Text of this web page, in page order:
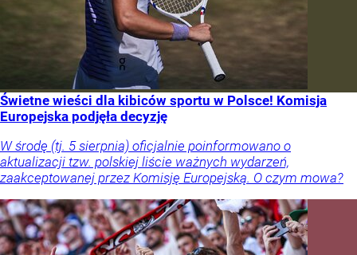
Świetne wieści dla kibiców sportu w Polsce! Komisja
Europejska podjęła decyzję
W środę (tj. 5 sierpnia) oficjalnie poinformowano o
aktualizacji tzw. polskiej liście ważnych wydarzeń,
zaakceptowanej przez Komisję Europejską. O czym mowa?